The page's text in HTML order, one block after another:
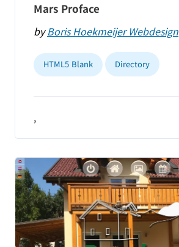
Mars Proface
byBoris Hoekmeijer Webdesign
HTML5 Blank Directory
,